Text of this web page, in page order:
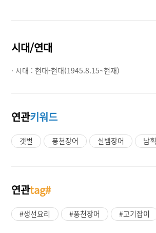
시대/연대
· 시대 :현대-현대(1945.8.15~현재)
연관키워드
갯벌 풍천장어 실뱀장어 남획
연관tag#
#생선요리 #풍천장어 #고기잡이